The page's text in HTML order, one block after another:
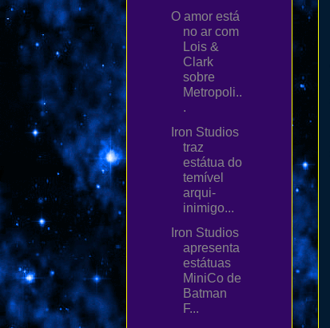
O amor está
no ar com
Lois &
Clark
sobre
Metropoli..
.
Iron Studios
traz
estátua do
temível
arqui-
inimigo...
Iron Studios
apresenta
estátuas
MiniCo de
Batman
F...